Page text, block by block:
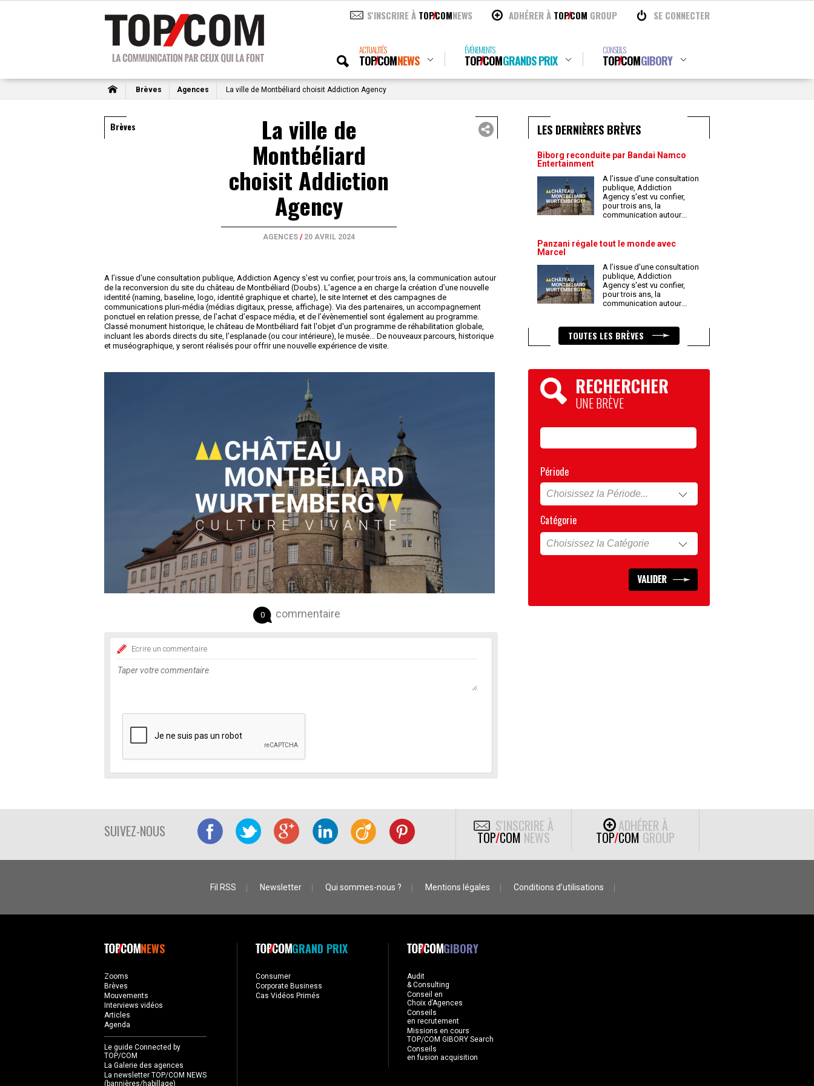
S'INSCRIRE À TOPCOMNEWS ADHÉRER À TOPCOM GROUP SE CONNECTER
ACTUALITÉS
TOPCOMNEWS
ÉVÉNEMENTS
TOPCOMGRANDS PRIX
CONSEILS
TOPCOMGIBORY
Brèves Agences La ville de Montbéliard choisit Addiction Agency
Brèves La ville de
Montbéliard
choisit Addiction
Agency
AGENCES / 20 AVRIL 2024
A l’issue d'une consultation publique, Addiction Agency s'est vu confier, pour trois ans, la communication autour
de la reconversion du site du château de Montbéliard (Doubs). L’agence a en charge la création d’une nouvelle
identité (naming, baseline, logo, identité graphique et charte), le site Internet et des campagnes de
communications pluri-média (médias digitaux, presse, affichage). Via des partenaires, un accompagnement
ponctuel en relation presse, de l’achat d’espace média, et de l’évènementiel sont également au programme.
Classé monument historique, le château de Montbéliard fait l'objet d'un programme de réhabilitation globale,
incluant les abords directs du site, l'esplanade (ou cour intérieure), le musée... De nouveaux parcours, historique
et muséographique, y seront réalisés pour offrir une nouvelle expérience de visite.
0 commentaire
Ecrire un commentaire
LES DERNIÈRES BRÈVES
Biborg reconduite par Bandai Namco
Entertainment
A l’issue d'une consultation
publique, Addiction
Agency s'est vu confier,
pour trois ans, la
communication autour...
Panzani régale tout le monde avec
Marcel
A l’issue d'une consultation
publique, Addiction
Agency s'est vu confier,
pour trois ans, la
communication autour...
TOUTES LES BRÈVES
RECHERCHER
UNE BRÈVE
Période
Catégorie
SUIVEZ-NOUS S'INSCRIRE À
TOP/COM NEWS
ADHÉRER À
TOP/COM GROUP
Fil RSS Newsletter Qui sommes-nous ? Mentions légales Conditions d’utilisations
NEWS
Zooms
Brèves
Mouvements
Interviews vidéos
Articles
Agenda
Le guide Connected by
TOP/COM
La Galerie des agences
La newsletter TOP/COM NEWS
(bannières/habillage)
GRAND PRIX
Consumer
Corporate Business
Cas Vidéos Primés
GIBORY
Audit
& Consulting
Conseil en
Choix d’Agences
Conseils
en recrutement
Missions en cours
TOP/COM GIBORY Search
Conseils
en fusion acquisition